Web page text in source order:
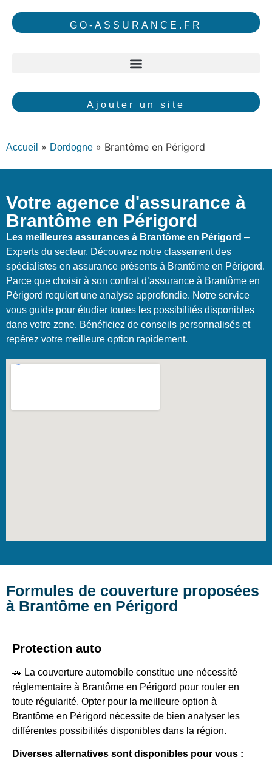
GO-ASSURANCE.FR
Ajouter un site
Accueil » Dordogne » Brantôme en Périgord
Votre agence d'assurance à
Brantôme en Périgord
Les meilleures assurances à Brantôme en Périgord –
Experts du secteur. Découvrez notre classement des
spécialistes en assurance présents à Brantôme en Périgord.
Parce que choisir à son contrat d’assurance à Brantôme en
Périgord requiert une analyse approfondie. Notre service
vous guide pour étudier toutes les possibilités disponibles
dans votre zone. Bénéficiez de conseils personnalisés et
repérez votre meilleure option rapidement.
Formules de couverture proposées
à Brantôme en Périgord
Protection auto
🚗 La couverture automobile constitue une nécessité
réglementaire à Brantôme en Périgord pour rouler en
toute régularité. Opter pour la meilleure option à
Brantôme en Périgord nécessite de bien analyser les
différentes possibilités disponibles dans la région.
Diverses alternatives sont disponibles pour vous :